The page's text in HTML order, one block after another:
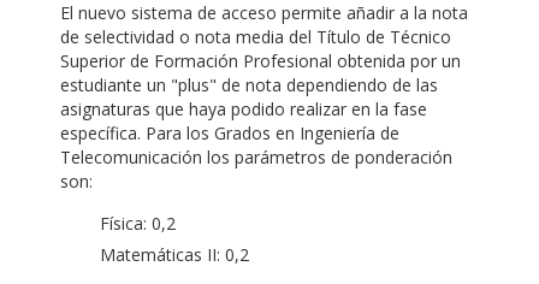
El nuevo sistema de acceso permite añadir a la nota
de selectividad o nota media del Título de Técnico
Superior de Formación Profesional obtenida por un
estudiante un "plus" de nota dependiendo de las
asignaturas que haya podido realizar en la fase
específica. Para los Grados en Ingeniería de
Telecomunicación los parámetros de ponderación
son:
Física: 0,2
Matemáticas II: 0,2